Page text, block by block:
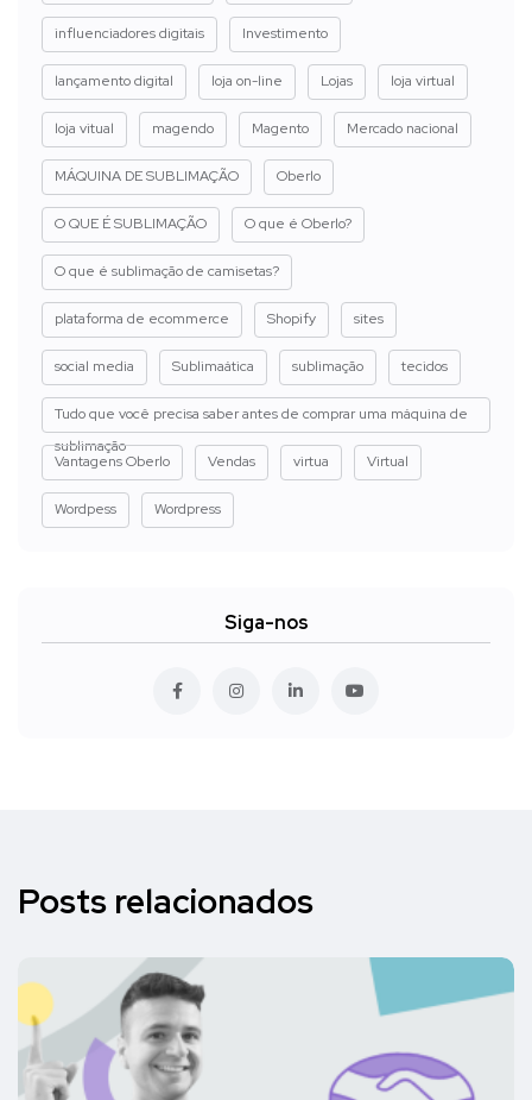
influenciadores digitais Investimento
lançamento digital loja on-line Lojas loja virtual
loja vitual magendo Magento Mercado nacional
MÁQUINA DE SUBLIMAÇÃO Oberlo
O QUE É SUBLIMAÇÃO O que é Oberlo?
O que é sublimação de camisetas?
plataforma de ecommerce Shopify sites
social media Sublimaática sublimação tecidos
Tudo que você precisa saber antes de comprar uma máquina de
sublimação
Vantagens Oberlo
Vendas virtua Virtual
Wordpess Wordpress
Siga-nos
Posts relacionados